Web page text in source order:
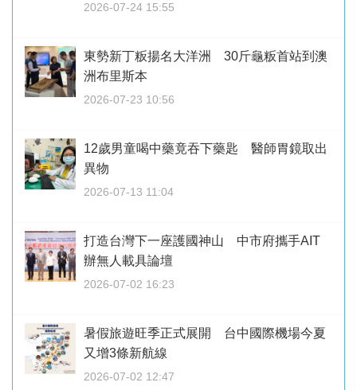
2026-07-24 15:55
東勢新丁粄揚名大洋洲 30斤龜粄首站到澳
洲布里斯本
2026-07-23 10:56
12歲男童喝中藥竟吞下藥匙 醫師胃鏡取出
異物
2026-07-13 11:04
打造台灣下一座護國神山 中市府攜手AIT
辦無人載具論壇
2026-07-02 16:23
暑假旅遊旺季正式展開 台中國際機場今夏
又增3條新航線
2026-07-02 12:47